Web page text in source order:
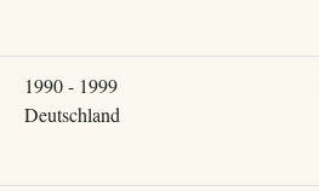
1990 - 1999
Deutschland